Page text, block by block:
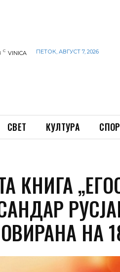
C VINICA ПЕТОК, АВГУСТ 7, 2026
СВЕТ КУЛТУРА
КНИГА
НА